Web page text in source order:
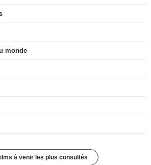
monde
à venir les plus consultés